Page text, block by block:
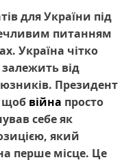
для України під
питанням
Україна чітко
від
Президент
щоб війна просто
себе як
який
перше місце. Це